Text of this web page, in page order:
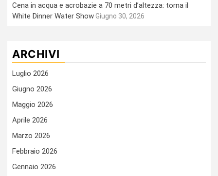
Cena in acqua e acrobazie a 70 metri d’altezza: torna il
White Dinner Water ShowGiugno 30, 2026
ARCHIVI
Luglio 2026
Giugno 2026
Maggio 2026
Aprile 2026
Marzo 2026
Febbraio 2026
Gennaio 2026